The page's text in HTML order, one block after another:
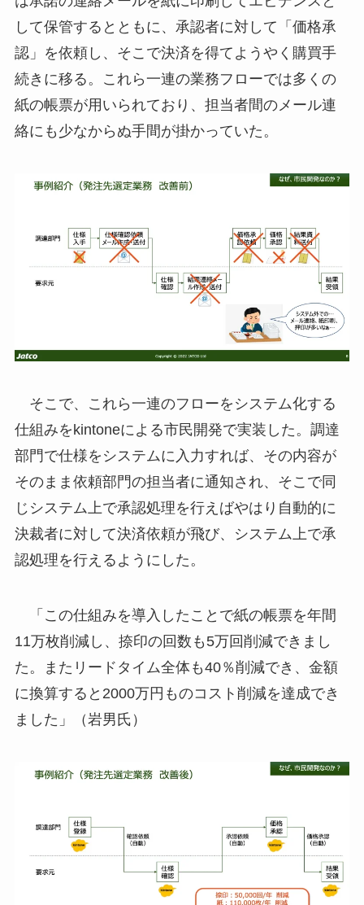
して保管するとともに、承認者に対して「価格承
認」を依頼し、そこで決済を得てようやく購買手
続きに移る。これら一連の業務フローでは多くの
紙の帳票が用いられており、担当者間のメール連
絡にも少なからぬ手間が掛かっていた。
そこで、これら一連のフローをシステム化する
仕組みをkintoneによる市民開発で実装した。調達
部門で仕様をシステムに入力すれば、その内容が
そのまま依頼部門の担当者に通知され、そこで同
じシステム上で承認処理を行えばやはり自動的に
決裁者に対して決済依頼が飛び、システム上で承
認処理を行えるようにした。
「この仕組みを導入したことで紙の帳票を年間
11万枚削減し、捺印の回数も5万回削減できまし
た。またリードタイム全体も40％削減でき、金額
に換算すると2000万円ものコスト削減を達成でき
ました」（岩男氏）